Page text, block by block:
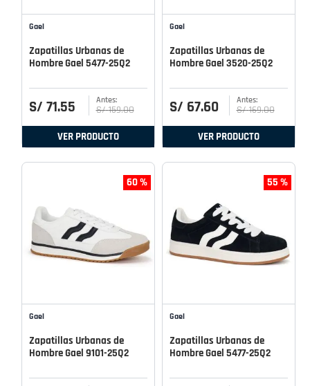
Gael
Zapatillas Urbanas de
Hombre Gael 5477-25Q2
S/ 71.55 S/ 159.00
VER PRODUCTO
Gael
Zapatillas Urbanas de
Hombre Gael 3520-25Q2
S/ 67.60 S/ 169.00
VER PRODUCTO
60 %
Gael
Zapatillas Urbanas de
Hombre Gael 9101-25Q2
55 %
Gael
Zapatillas Urbanas de
Hombre Gael 5477-25Q2